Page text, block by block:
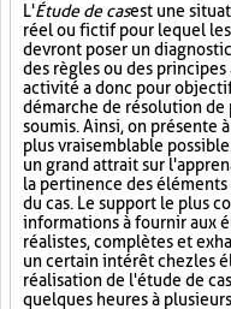
L'Étude de casest une
réel ou fictif pour lequel
devront poser un
des règles ou des
activité a donc pour
démarche de résolution de
soumis. Ainsi, on présente
plus vraisemblable
un grand attrait sur
la pertinence des
du cas. Le support le plus
informations à fournir aux
réalistes, complètes et
un certain intérêt chez les
réalisation de l'étude de
quelques heures à